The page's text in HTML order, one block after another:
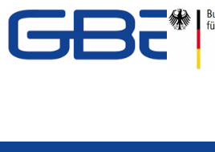
Zum Inhalt